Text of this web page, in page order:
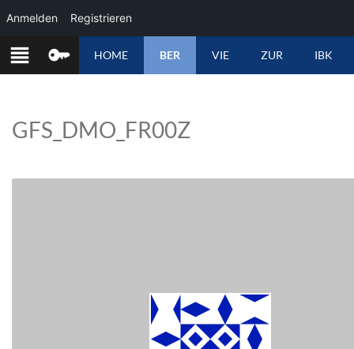
ZUM
INHALT
HOME BER VIE ZUR IBK
GFS_DMO_FR00Z
Anmelden Registrieren